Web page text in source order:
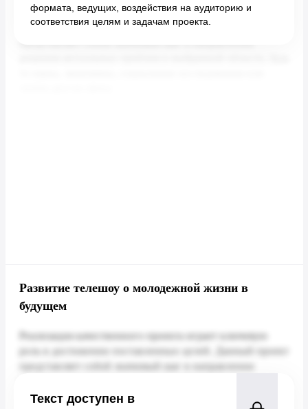
формата, ведущих, воздействия на аудиторию и
соответствия целям и задачам проекта.
Развитие телешоу о молодежной жизни в
будущем
Текст доступен в